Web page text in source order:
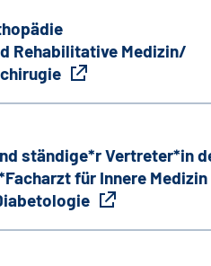
Rehabilitative Medizin/
ständige*r Vertreter*in
für Innere